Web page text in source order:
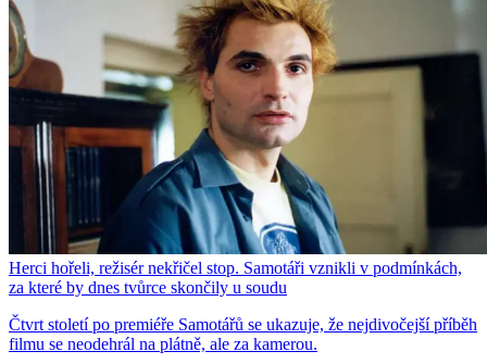
Herci hořeli, režisér nekřičel stop. Samotáři vznikli v podmínkách,
za které by dnes tvůrce skončily u soudu
Čtvrt století po premiéře Samotářů se ukazuje, že nejdivočejší příběh
filmu se neodehrál na plátně, ale za kamerou.